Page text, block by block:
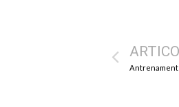
Antrenament